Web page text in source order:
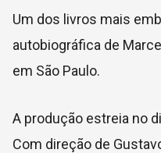
Um dos livros mais
autobiográfica de
em São Paulo.
A produção estreia no
Com direção de